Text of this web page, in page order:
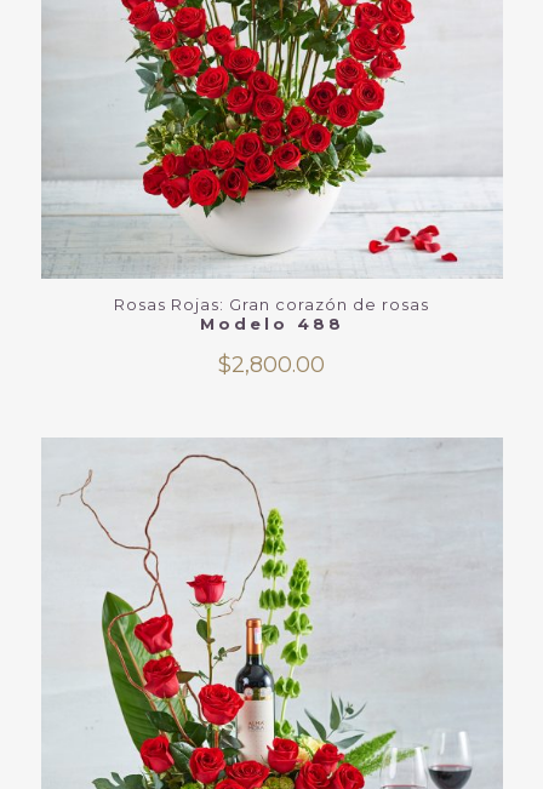
Rosas Rojas: Gran corazón de rosas
Modelo 488
$2,800.00